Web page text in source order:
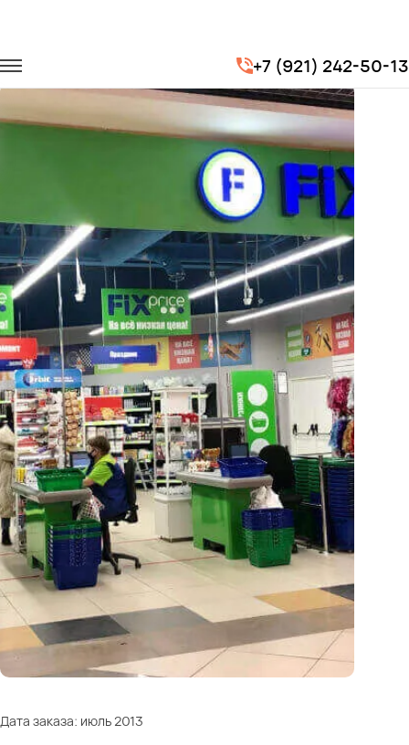
+7 (921) 242-50-13
Перевозка сотрудников
Бэст Прайс (FixPriсe)
Дата заказа: июль 2013